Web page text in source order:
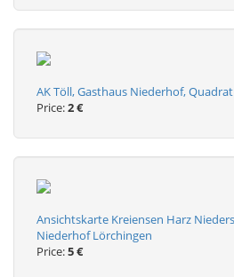
AK Töll, Gasthaus Niederhof,
Price:2 €
Ansichtskarte Kreiensen Harz
Niederhof Lörchingen
Price:5 €